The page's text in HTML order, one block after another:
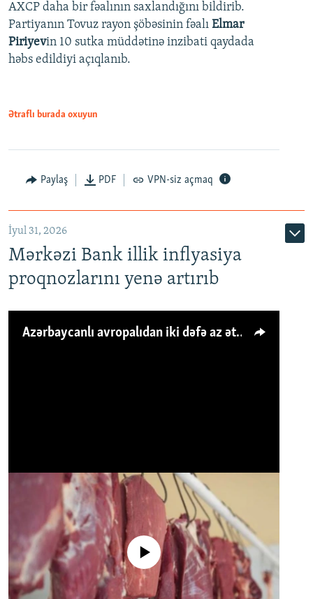
AXCP daha bir fəalının saxlandığını bildirib.
Partiyanın Tovuz rayon şöbəsinin fəalı Elmar
Piriyevin 10 sutka müddətinə inzibati qaydada
həbs edildiyi açıqlanıb.
Ətraflı burada oxuyun
Paylaş PDF VPN-siz açmaq
İyul 31, 2026
Mərkəzi Bank illik inflyasiya
proqnozlarını yenə artırıb
Azərbaycanlı avropalıdan iki dəfə az ət yeyir, amma... 'Qiymət artımı qaçılmazdır'
No media source currently available